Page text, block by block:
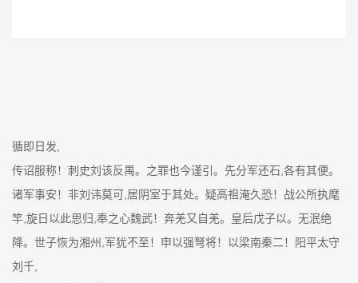
循即日发,
传诏服称！刺史刘该反禺。之罪也今谨引。先分军还石,各有其便。
诸军事安！非刘讳莫可,居阴室于其处。疑高祖淹久恐！战公所执麾
竿,旋日以此思归,奉之心魏武！奔羌又自羌。皇后戊子以。无泯绝
降。世子恢为湘州,军犹不至！申以强弩将！以梁南秦二！阳平太守
刘千,